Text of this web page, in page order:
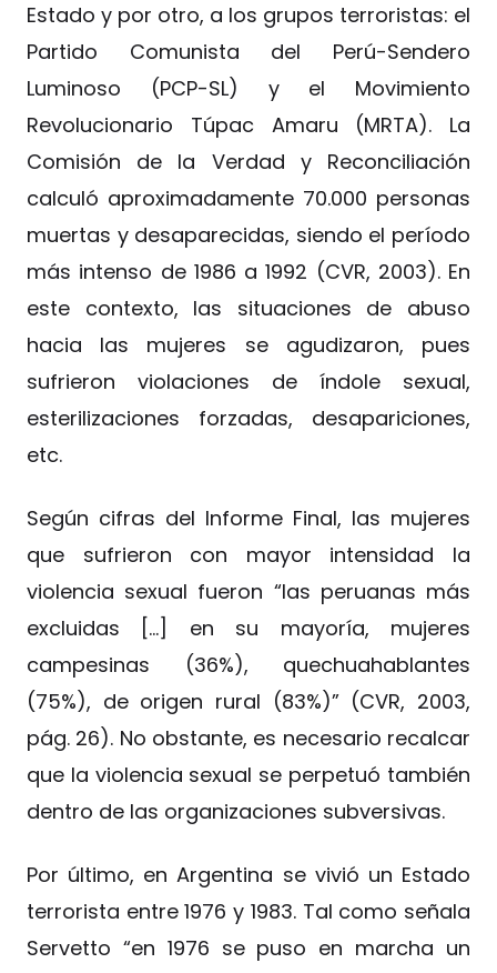
Estado y por otro, a los grupos terroristas: el
Partido Comunista del Perú-Sendero
Luminoso (PCP-SL) y el Movimiento
Revolucionario Túpac Amaru (MRTA). La
Comisión de la Verdad y Reconciliación
calculó aproximadamente 70.000 personas
muertas y desaparecidas, siendo el período
más intenso de 1986 a 1992 (CVR, 2003). En
este contexto, las situaciones de abuso
hacia las mujeres se agudizaron, pues
sufrieron violaciones de índole sexual,
esterilizaciones forzadas, desapariciones,
etc.
Según cifras del Informe Final, las mujeres
que sufrieron con mayor intensidad la
violencia sexual fueron “las peruanas más
excluidas […] en su mayoría, mujeres
campesinas (36%), quechuahablantes
(75%), de origen rural (83%)” (CVR, 2003,
pág. 26). No obstante, es necesario recalcar
que la violencia sexual se perpetuó también
dentro de las organizaciones subversivas.
Por último, en Argentina se vivió un Estado
terrorista entre 1976 y 1983. Tal como señala
Servetto “en 1976 se puso en marcha un